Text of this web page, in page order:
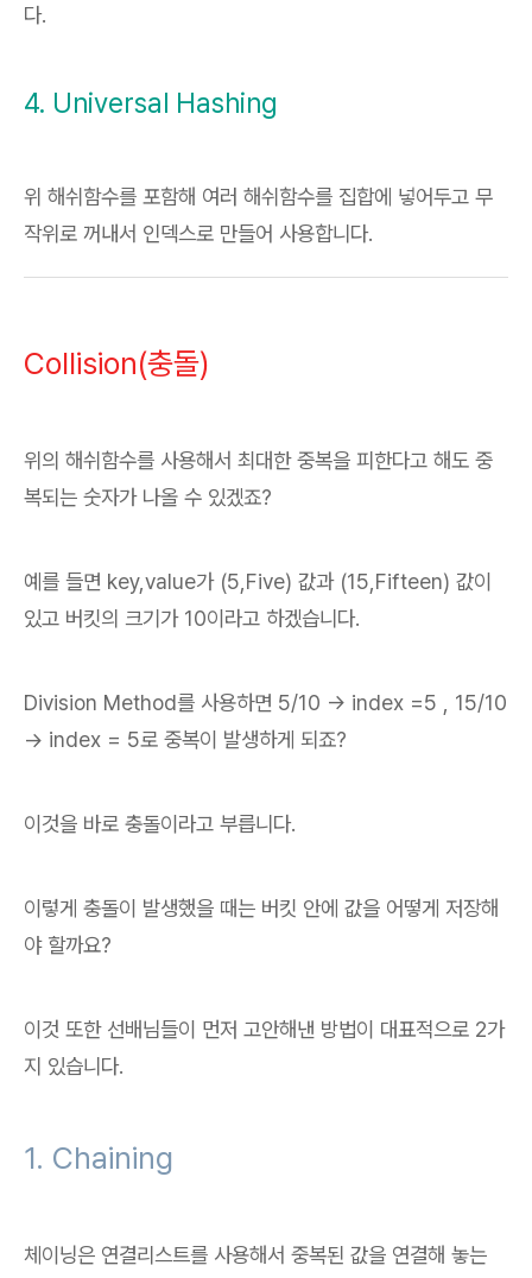
다.
4. Universal Hashing
위 해쉬함수를 포함해 여러 해쉬함수를 집합에 넣어두고 무
작위로 꺼내서 인덱스로 만들어 사용합니다.
Collision(충돌)
위의 해쉬함수를 사용해서 최대한 중복을 피한다고 해도 중
복되는 숫자가 나올 수 있겠죠?
예를 들면 key,value가 (5,Five) 값과 (15,Fifteen) 값이
있고 버킷의 크기가 10이라고 하겠습니다.
Division Method를 사용하면 5/10 -> index =5 , 15/10
-> index = 5로 중복이 발생하게 되죠?
이것을 바로 충돌이라고 부릅니다.
이렇게 충돌이 발생했을 때는 버킷 안에 값을 어떻게 저장해
야 할까요?
이것 또한 선배님들이 먼저 고안해낸 방법이 대표적으로 2가
지 있습니다.
1. Chaining
체이닝은 연결리스트를 사용해서 중복된 값을 연결해 놓는